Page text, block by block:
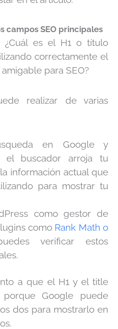
campos SEO principales
¿Cuál es el H1 o título
correctamente el
para SEO?
realizar de varias
en Google y
el buscador arroja tu
información actual que
para mostrar tu
como gestor de
como Rank Math o
verificar estos
a que el H1 y el title
Google puede
dos para mostrarlo en